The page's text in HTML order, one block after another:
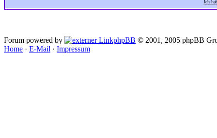
Ich
Forum powered by phpBB © 2001, 2005 phpBB
Home · E-Mail · Impressum